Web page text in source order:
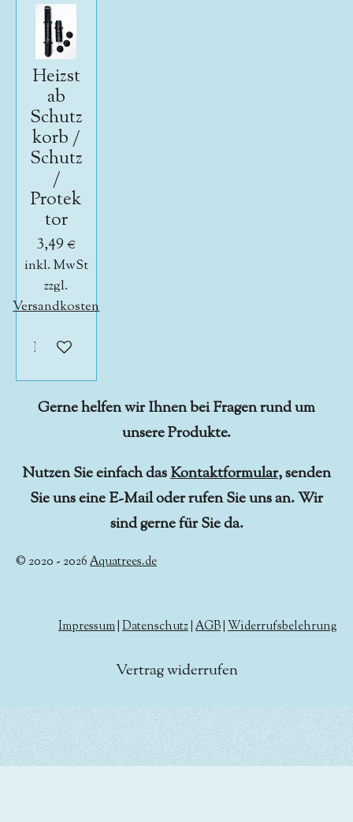
Heizst
ab
Schutz
korb /
Schutz
/
Protek
tor
3,49 €
inkl. MwSt
zzgl.
Versandkosten
In den Warenkorb
Gerne helfen wir Ihnen bei Fragen rund um
unsere Produkte.
Nutzen Sie einfach dasKontaktformular, senden
Sie uns eine E-Mail oder rufen Sie uns an. Wir
sind gerne für Sie da.
© 2020 - 2026Aquatrees.de
Impressum Datenschutz AGB Widerrufsbelehrung
Vertrag widerrufen